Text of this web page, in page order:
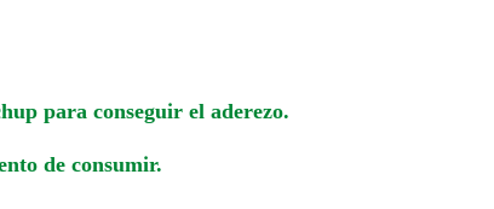
para conseguir el aderezo.
de consumir.